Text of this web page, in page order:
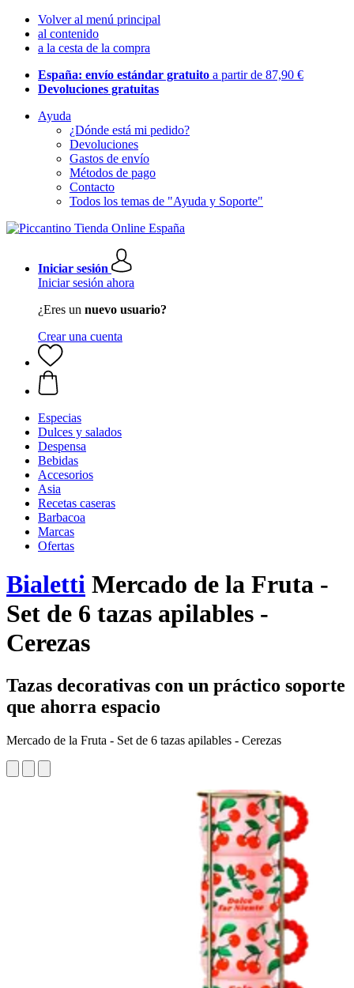
Volver al menú principal
al contenido
a la cesta de la compra
España: envío estándar gratuito a partir de 87,90 €
Devoluciones gratuitas
Ayuda
¿Dónde está mi pedido?
Devoluciones
Gastos de envío
Métodos de pago
Contacto
Todos los temas de "Ayuda y Soporte"
Iniciar sesión
Iniciar sesión ahora
¿Eres un nuevo usuario?
Crear una cuenta
Especias
Dulces y salados
Despensa
Bebidas
Accesorios
Asia
Recetas caseras
Barbacoa
Marcas
Ofertas
Bialetti Mercado de la Fruta -
Set de 6 tazas apilables -
Cerezas
Tazas decorativas con un práctico soporte
que ahorra espacio
Mercado de la Fruta - Set de 6 tazas apilables - Cerezas